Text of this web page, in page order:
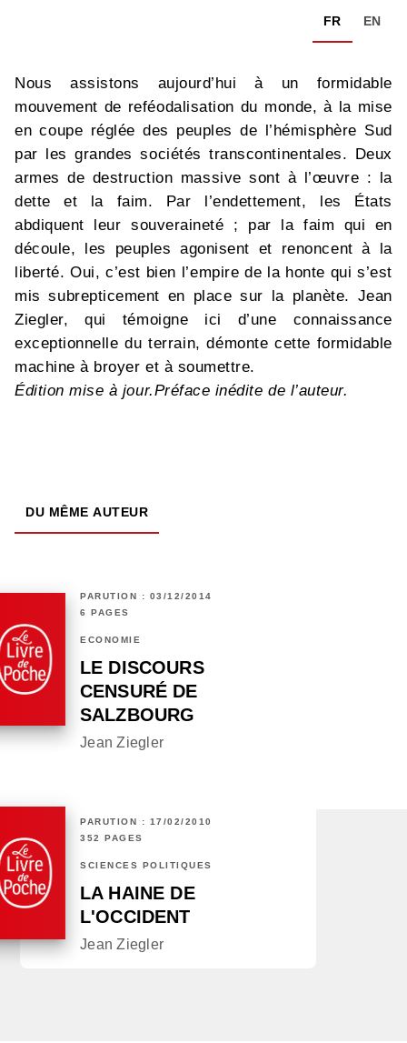
FR EN
Nous assistons aujourd’hui à un formidable
mouvement de reféodalisation du monde, à la mise
en coupe réglée des peuples de l’hémisphère Sud
par les grandes sociétés transcontinentales. Deux
armes de destruction massive sont à l’œuvre : la
dette et la faim. Par l’endettement, les États
abdiquent leur souveraineté ; par la faim qui en
découle, les peuples agonisent et renoncent à la
liberté. Oui, c’est bien l’empire de la honte qui s’est
mis subrepticement en place sur la planète. Jean
Ziegler, qui témoigne ici d’une connaissance
exceptionnelle du terrain, démonte cette formidable
machine à broyer et à soumettre.
Édition mise à jour.Préface inédite de l’auteur.
DU MÊME AUTEUR
PARUTION : 03/12/2014
6 PAGES
ECONOMIE
LE DISCOURS
CENSURÉ DE
SALZBOURG
Jean Ziegler
PARUTION : 17/02/2010
352 PAGES
SCIENCES POLITIQUES
LA HAINE DE
L'OCCIDENT
Jean Ziegler